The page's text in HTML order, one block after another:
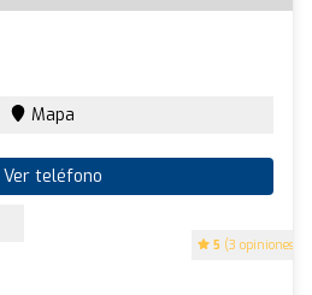
5 (3 opiniones)
Mapa
Ver teléfono